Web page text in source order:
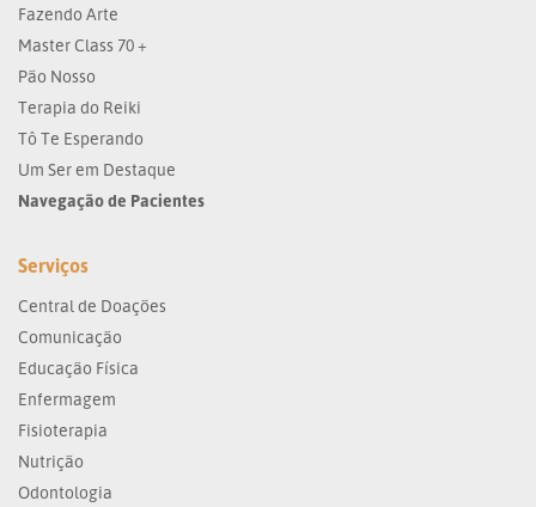
Fazendo Arte
Master Class 70 +
Pão Nosso
Terapia do Reiki
Tô Te Esperando
Um Ser em Destaque
Navegação de Pacientes
Serviços
Central de Doações
Comunicação
Educação Física
Enfermagem
Fisioterapia
Nutrição
Odontologia